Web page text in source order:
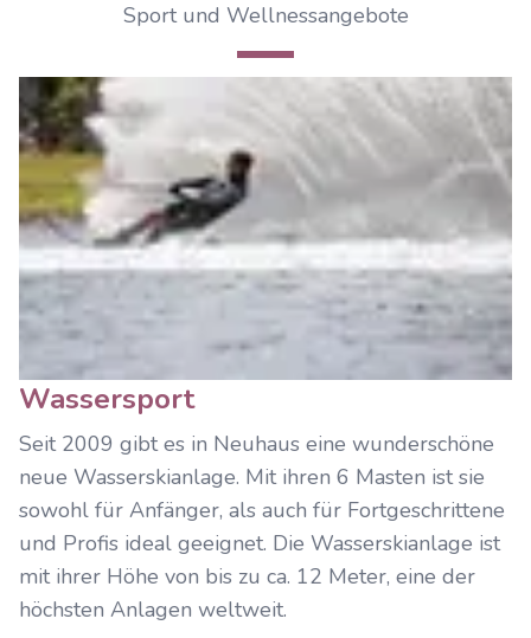
Sport und Wellnessangebote
Wassersport
Seit 2009 gibt es in Neuhaus eine wunderschöne
neue Wasserskianlage. Mit ihren 6 Masten ist sie
sowohl für Anfänger, als auch für Fortgeschrittene
und Profis ideal geeignet. Die Wasserskianlage ist
mit ihrer Höhe von bis zu ca. 12 Meter, eine der
höchsten Anlagen weltweit.